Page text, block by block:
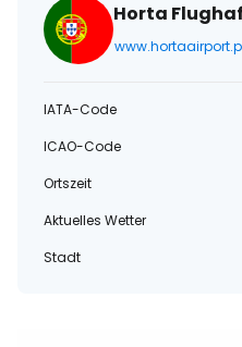
Horta
IATA-Code
ICAO-Code
Ortszeit
Aktuelles Wetter
Stadt